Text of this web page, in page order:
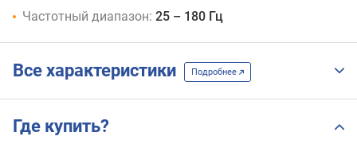
Частотный диапазон: 25 – 180 Гц
Все характеристики Подробнее
Где купить?